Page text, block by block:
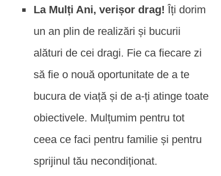
La Mulți Ani, verișor drag! Îți dorim
un an plin de realizări și bucurii
alături de cei dragi. Fie ca fiecare zi
să fie o nouă oportunitate de a te
bucura de viață și de a-ți atinge toate
obiectivele. Mulțumim pentru tot
ceea ce faci pentru familie și pentru
sprijinul tău necondiționat.